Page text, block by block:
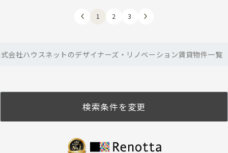
1 2 3
会社ハウスネットのデザイナーズ・リノベーション賃貸物件一覧
検索条件を変更